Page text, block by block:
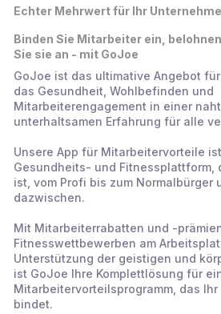
Echter Mehrwert für Ihr
Binden Sie Mitarbeiter ein,
Sie sie an - mit GoJoe
GoJoe ist das ultimative Angebot
das Gesundheit, Wohlbefinden und
Mitarbeiterengagement in einer
unterhaltsamen Erfahrung für alle
Unsere App für Mitarbeitervorteile
Gesundheits- und Fitnessplattform,
ist, vom Profi bis zum Normalbürger
dazwischen.
Mit Mitarbeiterrabatten und -
Fitnesswettbewerben am
Unterstützung der geistigen und
ist GoJoe Ihre Komplettlösung für
Mitarbeitervorteilsprogramm, das
bindet.